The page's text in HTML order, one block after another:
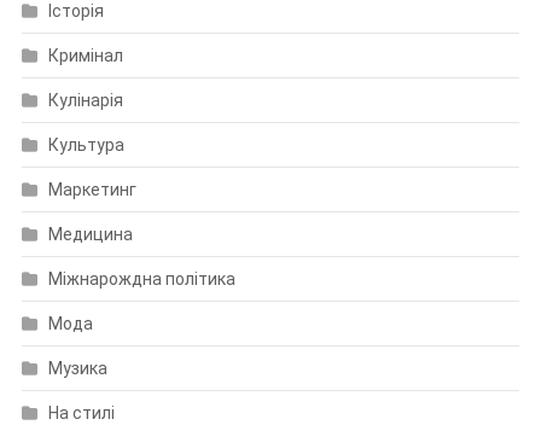
Історія
Кримінал
Кулінарія
Культура
Маркетинг
Медицина
Міжнарождна політика
Мода
Музика
На стилі